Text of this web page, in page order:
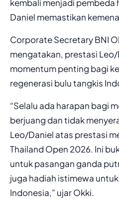
kembali menjadi pembeda
Daniel memastikan
Corporate Secretary BNI
mengatakan, prestasi
momentum penting bagi
regenerasi bulu tangkis
“Selalu ada harapan bagi
berjuang dan tidak
Leo/Daniel atas prestasi
Thailand Open 2026. Ini
untuk pasangan ganda
juga hadiah istimewa
Indonesia,” ujar Okki.